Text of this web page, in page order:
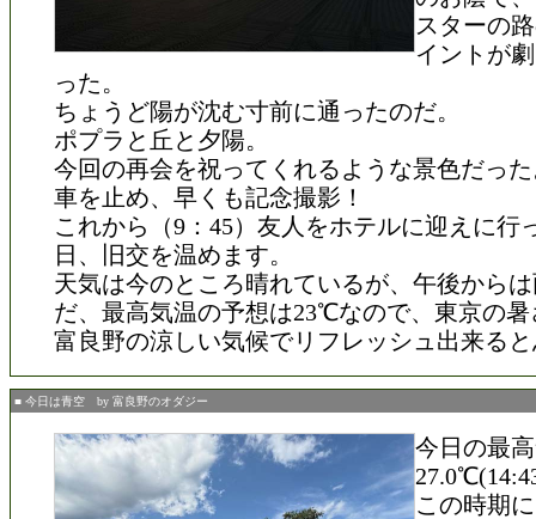
スターの
イントが
った。
ちょうど陽が沈む寸前に通ったのだ。
ポプラと丘と夕陽。
今回の再会を祝ってくれるような景色だっ
車を止め、早くも記念撮影！
これから（9：45）友人をホテルに迎えに行
日、旧交を温めます。
天気は今のところ晴れているが、午後から
だ、最高気温の予想は23℃なので、東京の
富良野の涼しい気候でリフレッシュ出来る
■ 今日は青空 by 富良野のオダジー
今日の最
この時期